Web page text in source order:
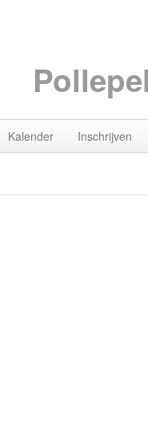
Kalender Inschrijven